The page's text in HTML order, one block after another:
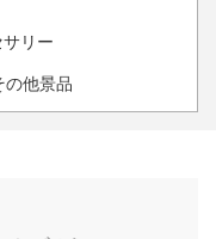
リー
の他景品